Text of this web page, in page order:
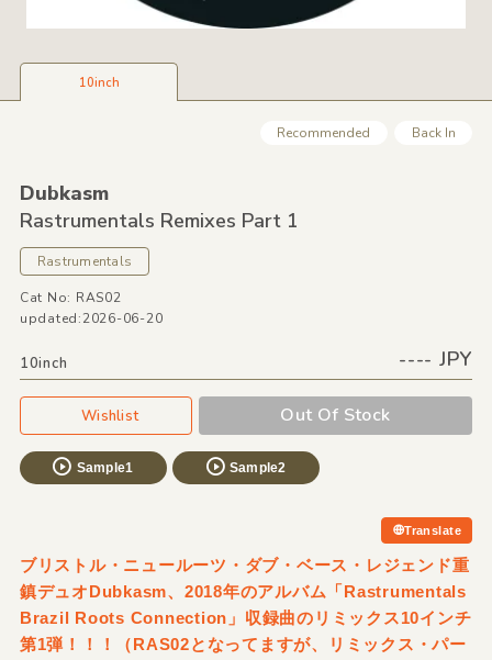
10inch
Recommended Back In
Dubkasm
Rastrumentals Remixes Part 1
Rastrumentals
Cat No: RAS02
updated:2026-06-20
10inch ---- JPY
Wishlist Out Of Stock
Sample1 Sample2
Translate
ブリストル・ニュールーツ・ダブ・ベース・レジェンド重
鎮デュオDubkasm、2018年のアルバム「Rastrumentals
Brazil Roots Connection」収録曲のリミックス10インチ
第1弾！！！（RAS02となってますが、リミックス・パー